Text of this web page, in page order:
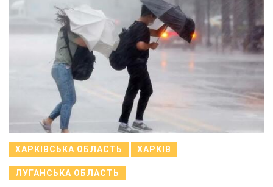
ХАРКІВСЬКА ОБЛАСТЬ ХАРКІВ
ЛУГАНСЬКА ОБЛАСТЬ